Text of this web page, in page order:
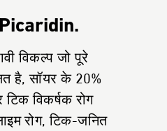
विकल्प जो पूरे
है, सॉयर के 20%
टिक विकर्षक रोग
रोग, टिक-जनित